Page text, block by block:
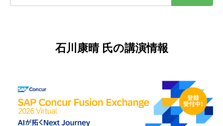
石川康晴 氏の講演情報